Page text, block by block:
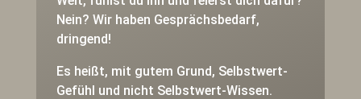
Nein? Wir haben Gesprächsbedarf,
dringend!
Es heißt, mit gutem Grund, Selbstwert-
Gefühl und nicht Selbstwert-Wissen.